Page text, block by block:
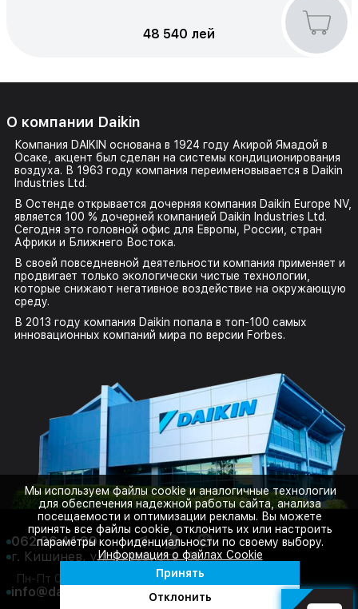
48 540 лей
О компании Daikin
Компания DAIKIN основана в 1924 году Акирой Ямадой в
Осаке, акцент был сделан на системы кондиционирования
воздуха. В 1963 году компания переименовывается в Daikin
Industries Ltd.
В Остенде открывается дочерняя компания Daikin Europe NV,
является 100 % дочерней компанией Daikin Industries Ltd.
Сегодня это головной офис для Европы, России, стран
Африки и Ближнего Востока.
В своей повседневной деятельности компания применяет и
продвигает только экологически чистые технологии,
которые снижают негативное воздействие на окружающую
среду.
В 2013 году компания Daikin попала в топ-100 самых
инновационных компаний мира по версии Forbes.
062 06 44 99
г. Кишинев, ул. Буребиста 110
Пн-Пт 08:00-18:00 Сб 08:00-14:00
info@daikin.com.md
Мы используем файлы cookie и аналогичные технологии
для обеспечения надежной работы сайта, анализа
посещаемости и оптимизации рекламы. Вы можете
принять все файлы cookie, отклонить их или настроить
параметры конфиденциальности по своему выбору.
Информация о файлах Cookie
Принять
Отклонить